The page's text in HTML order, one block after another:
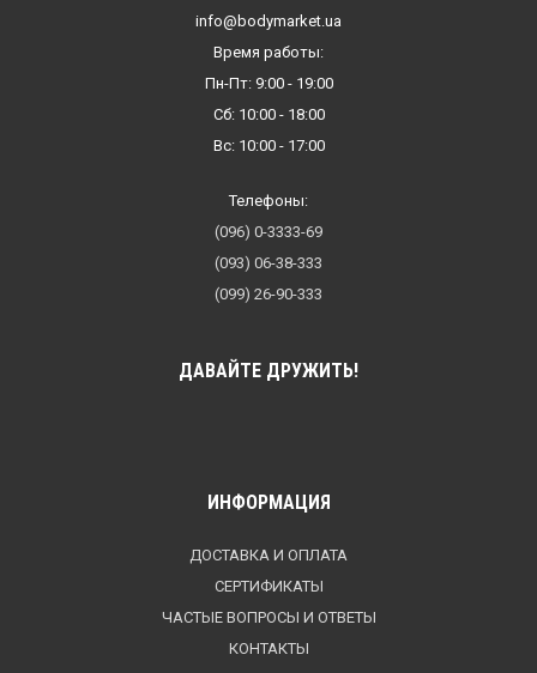
info@bodymarket.ua
Время работы:
Пн-Пт: 9:00 - 19:00
Сб: 10:00 - 18:00
Вс: 10:00 - 17:00
Телефоны:
(096) 0-3333-69
(093) 06-38-333
(099) 26-90-333
ДАВАЙТЕ ДРУЖИТЬ!
ИНФОРМАЦИЯ
ДОСТАВКА И ОПЛАТА
СЕРТИФИКАТЫ
ЧАСТЫЕ ВОПРОСЫ И ОТВЕТЫ
КОНТАКТЫ